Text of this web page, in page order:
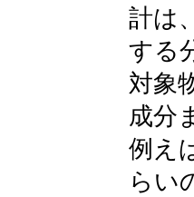
計は
する
対象
成分
例え
らい